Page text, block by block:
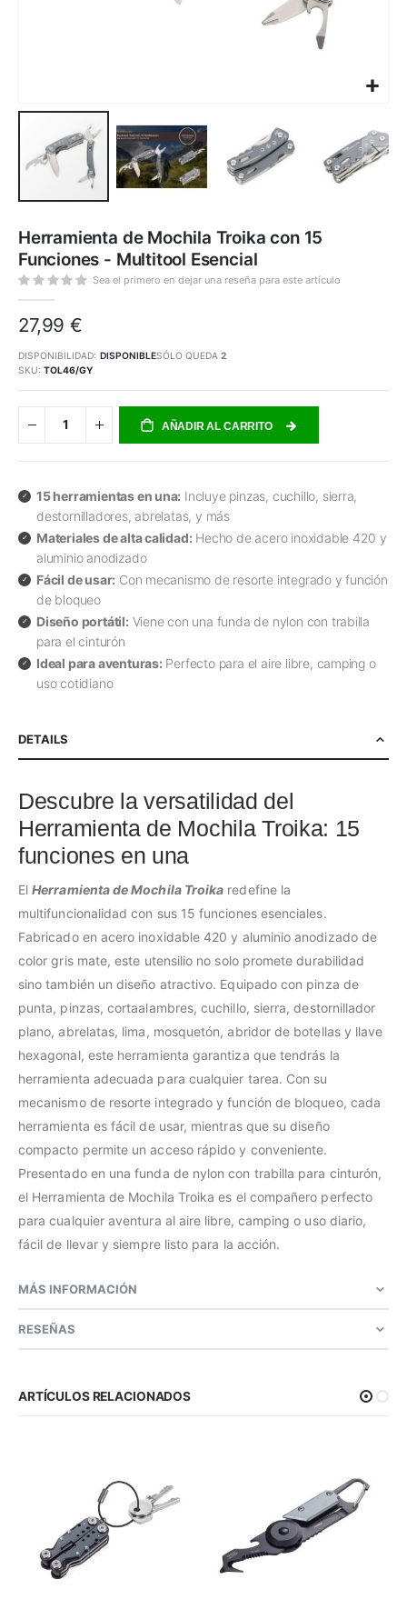
comienzo
de
la
galería
de
imágenes
Herramienta de Mochila Troika con 15
Funciones - Multitool Esencial
Sea el primero en dejar una reseña para este artículo
27,99 €
DISPONIBILIDAD: DISPONIBLESÓLO QUEDA 2
SKU TOL46/GY
AÑADIR AL CARRITO
15 herramientas en una: Incluye pinzas, cuchillo, sierra,
destornilladores, abrelatas, y más
Materiales de alta calidad: Hecho de acero inoxidable 420 y
aluminio anodizado
Fácil de usar: Con mecanismo de resorte integrado y función
de bloqueo
Diseño portátil: Viene con una funda de nylon con trabilla
para el cinturón
Ideal para aventuras: Perfecto para el aire libre, camping o
uso cotidiano
DETAILS
Descubre la versatilidad del
Herramienta de Mochila Troika: 15
funciones en una
ElHerramienta de Mochila Troika redefine la
multifuncionalidad con sus 15 funciones esenciales.
Fabricado en acero inoxidable 420 y aluminio anodizado de
color gris mate, este utensilio no solo promete durabilidad
sino también un diseño atractivo. Equipado con pinza de
punta, pinzas, cortaalambres, cuchillo, sierra, destornillador
plano, abrelatas, lima, mosquetón, abridor de botellas y llave
hexagonal, este herramienta garantiza que tendrás la
herramienta adecuada para cualquier tarea. Con su
mecanismo de resorte integrado y función de bloqueo, cada
herramienta es fácil de usar, mientras que su diseño
compacto permite un acceso rápido y conveniente.
Presentado en una funda de nylon con trabilla para cinturón,
el Herramienta de Mochila Troika es el compañero perfecto
para cualquier aventura al aire libre, camping o uso diario,
fácil de llevar y siempre listo para la acción.
MÁS INFORMACIÓN
RESEÑAS
ARTÍCULOS RELACIONADOS